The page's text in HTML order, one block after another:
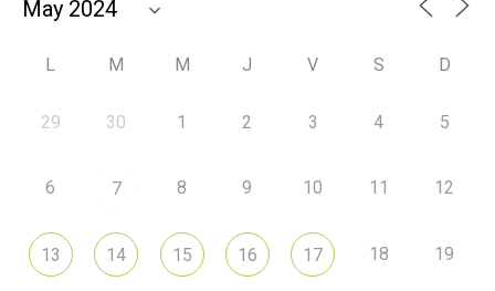
L M M J V S D
29 30 1 2 3 4 5
6 7 8 9 10 11 12
13 14 15 16 17 18 19